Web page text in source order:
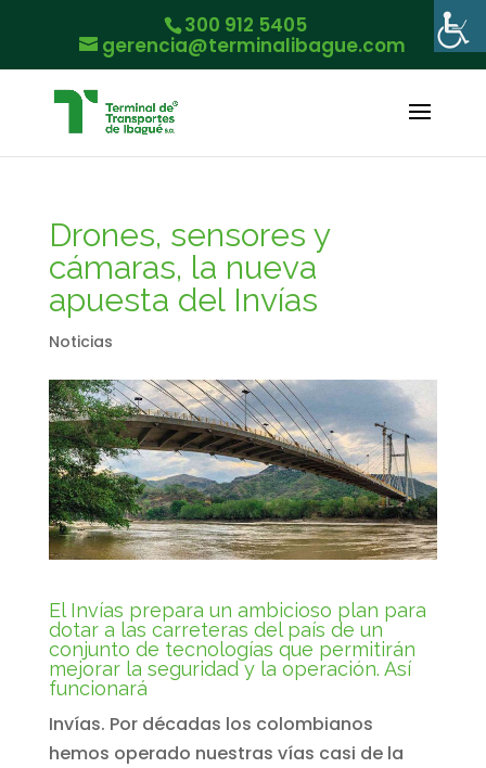
300 912 5405
gerencia@terminalibague.com
Drones, sensores y
cámaras, la nueva
apuesta del Invías
Noticias
El Invías prepara un ambicioso plan para
dotar a las carreteras del país de un
conjunto de tecnologías que permitirán
mejorar la seguridad y la operación. Así
funcionará
Invías. Por décadas los colombianos
hemos operado nuestras vías casi de la